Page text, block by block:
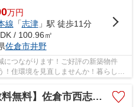
万円
線 「志津」駅 徒歩11分
/ 100.96㎡
佐倉市井野
につながります！ご好評の新築物件
住環境を見直しませんか！暮らしの
料】佐倉市西志津 新築戸建て